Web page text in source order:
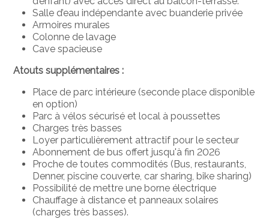
Salle d’eau indépendante avec buanderie privée
Armoires murales
Colonne de lavage
Cave spacieuse
Atouts supplémentaires :
Place de parc intérieure (seconde place disponible
en option)
Parc à vélos sécurisé et local à poussettes
Charges très basses
Loyer particulièrement attractif pour le secteur
Abonnement de bus offert jusqu'à fin 2026
Proche de toutes commodités (Bus, restaurants,
Denner, piscine couverte, car sharing, bike sharing)
Possibilité de mettre une borne électrique
Chauffage à distance et panneaux solaires
(charges très basses).